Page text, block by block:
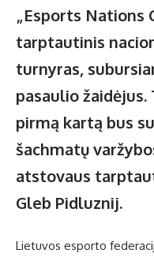
„Esports Nations
tarptautinis
turnyras,
pasaulio
pirmą kartą bus
šachmatų
atstovaus
Gleb Pidluznij.
Lietuvos esporto